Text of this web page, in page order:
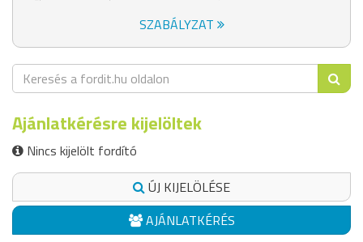
SZABÁLYZAT
Ajánlatkérésre kijelöltek
Nincs kijelölt fordító
ÚJ KIJELÖLÉSE
AJÁNLATKÉRÉS